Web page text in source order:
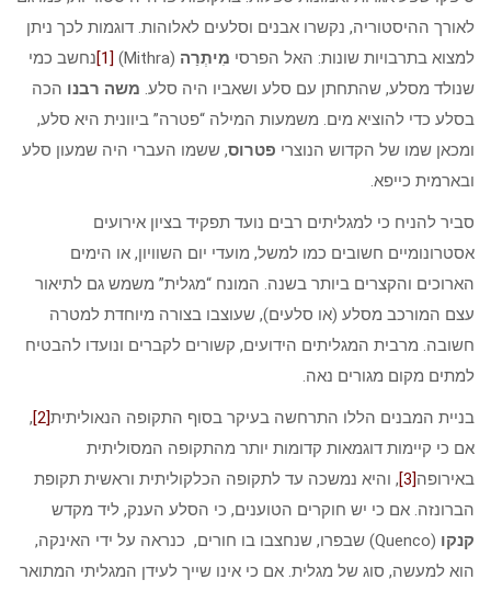
לאורך ההיסטוריה, נקשרו אבנים וסלעים לאלוהות. דוגמות לכך ניתן
למצוא בתרבויות שונות: האל הפרסי מִיתְרַה (Mithra)
[1]
נחשב כמי
שנולד מסלע, שהתחתן עם סלע ושאביו היה סלע. משה רבנו הכה
בסלע כדי להוציא מים. משמעות המילה “פטרה” ביוונית היא סלע,
ומכאן שמו של הקדוש הנוצרי פטרוס, ששמו העברי היה שמעון סלע
ובארמית כייפא.
סביר להניח כי למגליתים רבים נועד תפקיד בציון אירועים
אסטרונומיים חשובים כמו למשל, מועדי יום השוויון, או הימים
הארוכים והקצרים ביותר בשנה. המונח “מגלית” משמש גם לתיאור
עצם המורכב מסלע (או סלעים), שעוצבו בצורה מיוחדת למטרה
חשובה. מרבית המגליתים הידועים, קשורים לקברים ונועדו להבטיח
למתים מקום מגורים נאה.
בניית המבנים הללו התרחשה בעיקר בסוף התקופה הנאוליתית[2]
,
אם כי קיימות דוגמאות קדומות יותר מהתקופה המסוליתית
באירופה[3]
, והיא נמשכה עד לתקופה הכלקוליתית וראשית תקופת
הברונזה. אם כי יש חוקרים הטוענים, כי הסלע הענק, ליד מקדש
קנקו
(Quenco) שבפרו, שנחצבו בו חורים, כנראה על ידי האינקה,
הוא למעשה, סוג של מגלית. אם כי אינו שייך לעידן המגליתי המתואר